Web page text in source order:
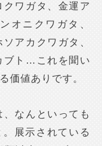
ワガタ、金運ア
オニクワガタ、
アカクワガタ、
ブト…これを聞い
価値ありです。
なんといっても
展示されている